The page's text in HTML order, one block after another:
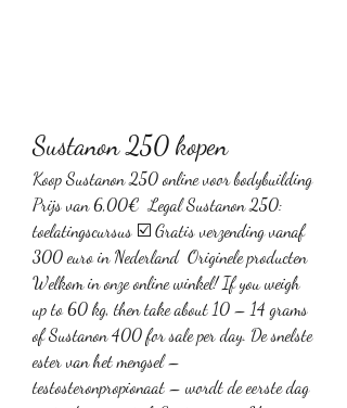
Sustanon 250 kopen
Koop Sustanon 250 online voor bodybuilding
Prijs van 6,00€  Legal Sustanon 250:
toelatingscursus ☑️ Gratis verzending vanaf
300 euro in Nederland ️ Originele producten
Welkom in onze online winkel! If you weigh
up to 60 kg, then take about 10 – 14 grams
of Sustanon 400 for sale per day. De snelste
ester van het mengsel –
testosteronpropionaat – wordt de eerste dag